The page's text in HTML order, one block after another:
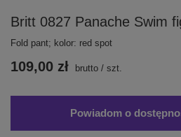
Britt 0827 Panache Swim
Fold pant; kolor: red spot
109,00 zł brutto / szt.
Powiadom o